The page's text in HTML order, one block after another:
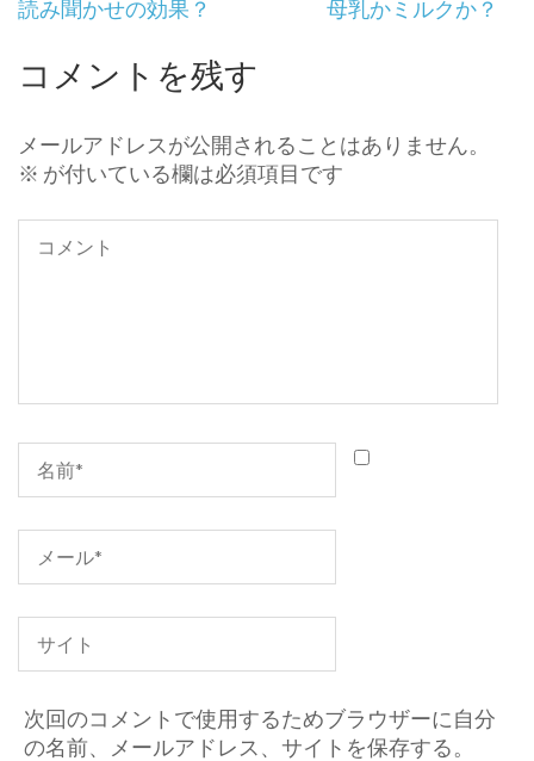
ナ
ビ
ー
シ
ン
読み聞かせの効果？ 母乳かミルクか？
コメントを残す
メールアドレスが公開されることはありません。
※ が付いている欄は必須項目です
次回のコメントで使用するためブラウザーに自分
の名前、メールアドレス、サイトを保存する。